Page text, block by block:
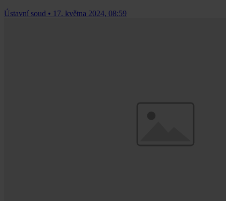
Ústavní soud • 17. května 2024, 08:59